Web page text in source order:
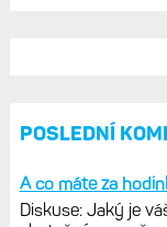
v